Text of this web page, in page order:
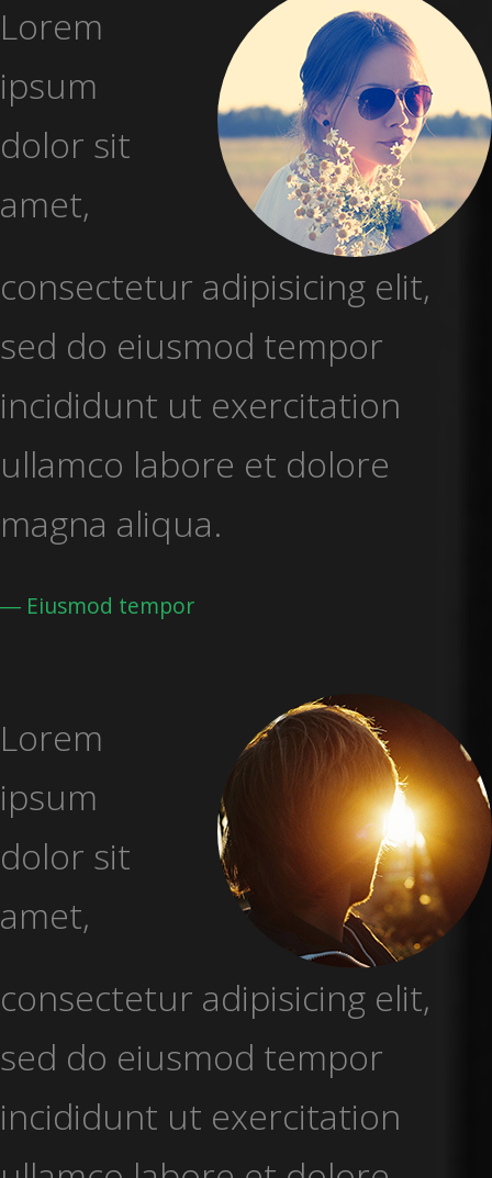
Lorem
ipsum
dolor sit
amet,
consectetur adipisicing elit,
sed do eiusmod tempor
incididunt ut exercitation
ullamco labore et dolore
magna aliqua.
Eiusmod tempor
Lorem
ipsum
dolor sit
amet,
consectetur adipisicing elit,
sed do eiusmod tempor
incididunt ut exercitation